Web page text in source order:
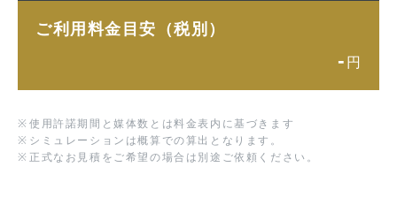
ご利用料金目安（税別）
- 円
※ 使用許諾期間と媒体数とは料金表内に基づきます
※ シミュレーションは概算での算出となります。
※ 正式なお見積をご希望の場合は別途ご依頼ください。